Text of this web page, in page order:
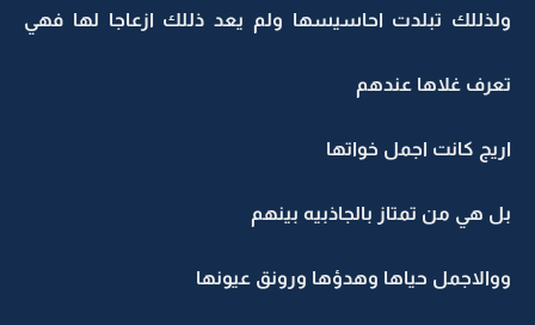
ولذللك تبلدت احاسيسها ولم يعد ذللك ازعاجا لها فهي
تعرف غلاها عندهم
اريج كانت اجمل خواتها
بل هي من تمتاز بالجاذبيه بينهم
ووالاجمل حياها وهدؤها ورونق عيونها